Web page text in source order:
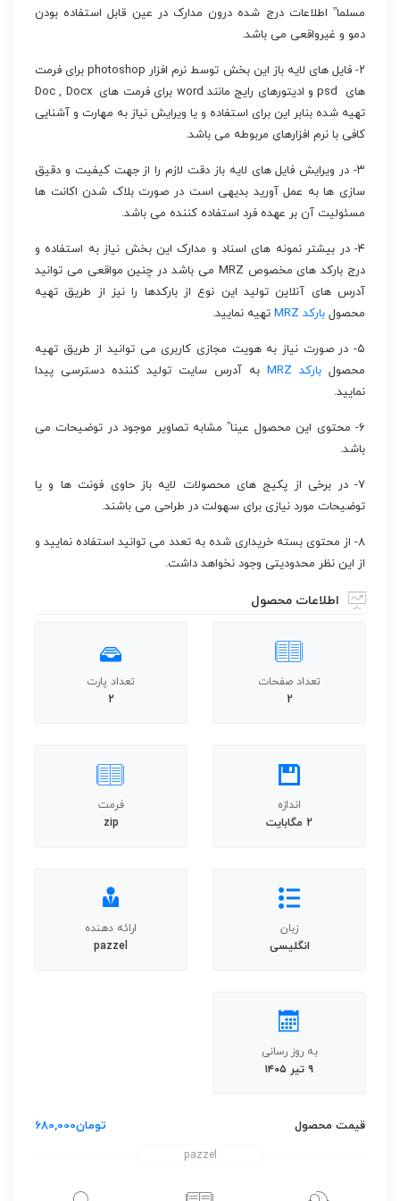
مسلما” اطلاعات درج شده درون مدارک در عین قابل استفاده بودن
دمو و غیرواقعی می باشد.
۲- فایل های لایه باز این بخش توسط نرم افزار photoshop برای فرمت
های psd و ادیتورهای رایج مانند word برای فرمت های Doc , Docx
تهیه شده بنابر این برای استفاده و یا ویرایش نیاز به مهارت و آشنایی
کافی با نرم افزارهای مربوطه می باشد.
۳- در ویرایش فایل های لایه باز دقت لازم را از جهت کیفیت و دقیق
سازی ها به عمل آورید بدیهی است در صورت بلاک شدن اکانت ها
مسئولیت آن بر عهده فرد استفاده کننده می باشد.
۴- در بیشتر نمونه های اسناد و مدارک این بخش نیاز به استفاده و
درج بارکد های مخصوص MRZ می باشد در چنین مواقعی می توانید
آدرس های آنلاین تولید این نوع از بارکدها را نیز از طریق تهیه
محصول بارکد MRZ تهیه نمایید.
۵- در صورت نیاز به هویت مجازی کاربری می توانید از طریق تهیه
محصول بارکد MRZ
به آدرس سایت تولید کننده دسترسی پیدا
نمایید.
۶- محتوی این محصول عینا” مشابه تصاویر موجود در توضیحات می
باشد.
۷- در برخی از پکیج های محصولات لایه باز حاوی فونت ها و یا
توضیحات مورد نیازی برای سهولت در طراحی می باشند.
۸- از محتوی بسته خریداری شده به تعدد می توانید استفاده نمایید و
از این نظر محدودیتی وجود نخواهد داشت.
اطلاعات محصول
تعداد صفحات
2
تعداد پارت
2
اندازه
2 مگابایت
فرمت
zip
زبان
انگلیسی
ارائه دهنده
pazzel
به روز رسانی
۹ تیر ۱۴۰۵
قیمت محصول تومان680,000
pazzel